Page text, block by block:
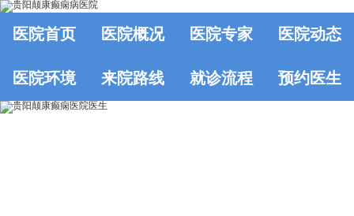
医院首页 医院概况 医院专家 医院动态
医院环境 来院路线 就诊流程 预约医生